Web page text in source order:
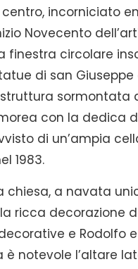
incorniciato
Novecento
finestra circolare
di san
sormontata
con la dedica
di un’ampia
1983.
chiesa, a navata
ricca decorazione
e Rodolfo
è notevole l’altare